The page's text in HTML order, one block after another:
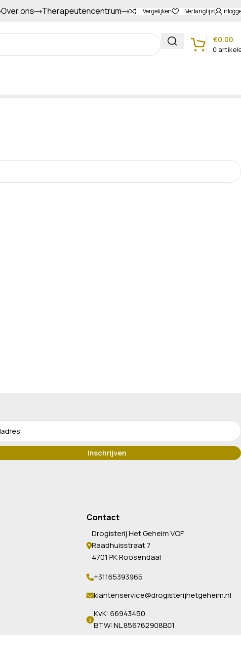
Gapers sparen voor extra korting
Over ons Therapeutencentrum Vergelijken Verlanglijst
0
€0.00
Contact
Drogisterij Het Geheim VOF
Raadhuisstraat 7
4701 PK Roosendaal
+31165393965
klantenservice@drogisterijhetgeheim.nl
KvK: 66943450
BTW: NL.856762908B01